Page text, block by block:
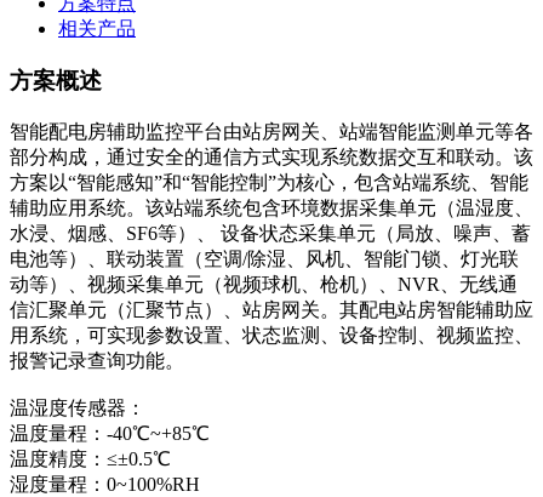
相关产品
方案概述
智能配电房辅助监控平台由站房网关、站端智能监测单元等各
部分构成，通过安全的通信方式实现系统数据交互和联动。该
方案以“智能感知”和“智能控制”为核心，包含站端系统、智能
辅助应用系统。该站端系统包含环境数据采集单元（温湿度、
水浸、烟感、SF6等）、 设备状态采集单元（局放、噪声、蓄
电池等）、联动装置（空调/除湿、风机、智能门锁、灯光联
动等）、视频采集单元（视频球机、枪机）、NVR、无线通
信汇聚单元（汇聚节点）、站房网关。其配电站房智能辅助应
用系统，可实现参数设置、状态监测、设备控制、视频监控、
报警记录查询功能。
温湿度传感器：
温度量程：-40℃~+85℃
温度精度：≤±0.5℃
湿度量程：0~100%RH